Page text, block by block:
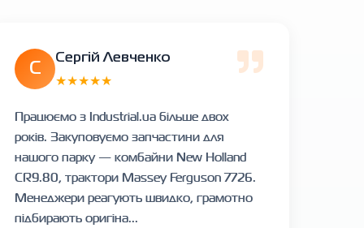
С
Сергій Левченко
★★★★★
Працюємо з Industrial.ua більше двох
років. Закуповуємо запчастини для
нашого парку — комбайни New Holland
CR9.80, трактори Massey Ferguson 7726.
Менеджери реагують швидко, грамотно
підбирають оригіна...